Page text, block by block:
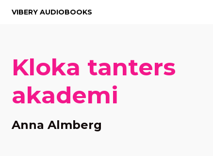
VIBERY AUDIOBOOKS
Kloka tanters
akademi
Anna Almberg